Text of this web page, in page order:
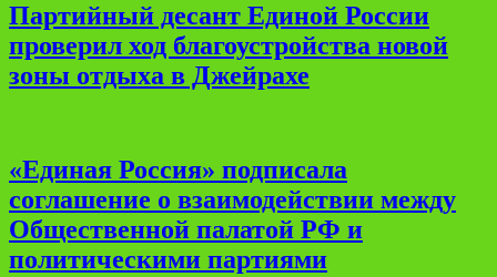
Партийный десант Единой России
проверил ход благоустройства новой
зоны отдыха в Джейрахе
«Единая Россия» подписала
соглашение о взаимодействии между
Общественной палатой РФ и
политическими партиями